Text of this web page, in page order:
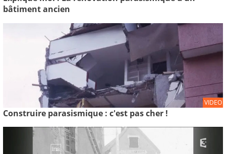
bâtiment ancien
VIDEO
Construire parasismique : c'est pas cher !